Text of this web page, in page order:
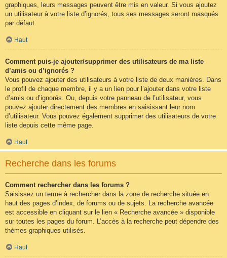
graphiques, leurs messages peuvent être mis en valeur. Si vous ajoutez
un utilisateur à votre liste d’ignorés, tous ses messages seront masqués
par défaut.
Haut
Comment puis-je ajouter/supprimer des utilisateurs de ma liste
d’amis ou d’ignorés ?
Vous pouvez ajouter des utilisateurs à votre liste de deux manières. Dans
le profil de chaque membre, il y a un lien pour l’ajouter dans votre liste
d’amis ou d’ignorés. Ou, depuis votre panneau de l’utilisateur, vous
pouvez ajouter directement des membres en saisissant leur nom
d’utilisateur. Vous pouvez également supprimer des utilisateurs de votre
liste depuis cette même page.
Haut
Recherche dans les forums
Comment rechercher dans les forums ?
Saisissez un terme à rechercher dans la zone de recherche située en
haut des pages d’index, de forums ou de sujets. La recherche avancée
est accessible en cliquant sur le lien « Recherche avancée » disponible
sur toutes les pages du forum. L’accès à la recherche peut dépendre des
thèmes graphiques utilisés.
Haut